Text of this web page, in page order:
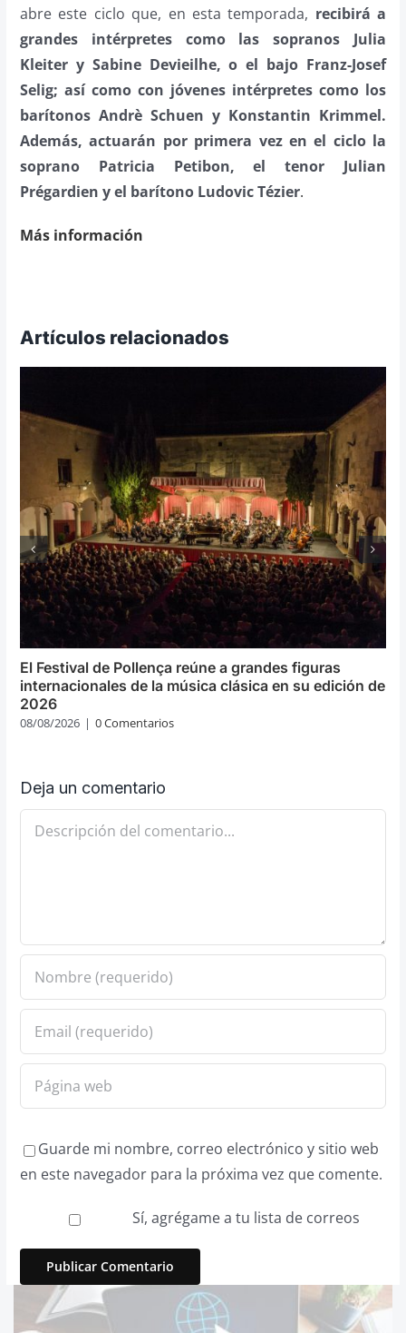
abre este ciclo que, en esta temporada, recibirá a
grandes intérpretes como las sopranos Julia
Kleiter y Sabine Devieilhe, o el bajo Franz-Josef
Selig; así como con jóvenes intérpretes como los
barítonos Andrè Schuen y Konstantin Krimmel.
Además, actuarán por primera vez en el ciclo la
soprano Patricia Petibon, el tenor Julian
Prégardien y el barítono Ludovic Tézier.
Más información
Artículos relacionados
El Festival de Pollença reúne a grandes figuras
internacionales de la música clásica en su edición de
2026
08/08/2026 | 0 Comentarios
Deja un comentario
Comentario
Guarde mi nombre, correo electrónico y sitio web
en este navegador para la próxima vez que comente.
Sí, agrégame a tu lista de correos